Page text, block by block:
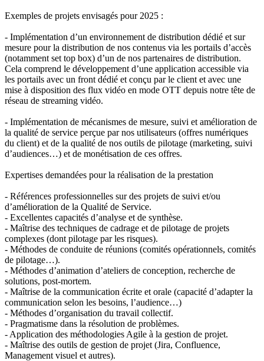
Exemples de projets envisagés pour 2025 :
- Implémentation d’un environnement de distribution dédié et sur
mesure pour la distribution de nos contenus via les portails d’accès
(notamment set top box) d’un de nos partenaires de distribution.
Cela comprend le développement d’une application accessible via
les portails avec un front dédié et conçu par le client et avec une
mise à disposition des flux vidéo en mode OTT depuis notre tête de
réseau de streaming vidéo.
- Implémentation de mécanismes de mesure, suivi et amélioration de
la qualité de service perçue par nos utilisateurs (offres numériques
du client) et de la qualité de nos outils de pilotage (marketing, suivi
d’audiences…) et de monétisation de ces offres.
Expertises demandées pour la réalisation de la prestation
- Références professionnelles sur des projets de suivi et/ou
d’amélioration de la Qualité de Service.
- Excellentes capacités d’analyse et de synthèse.
- Maîtrise des techniques de cadrage et de pilotage de projets
complexes (dont pilotage par les risques).
- Méthodes de conduite de réunions (comités opérationnels, comités
de pilotage…).
- Méthodes d’animation d’ateliers de conception, recherche de
solutions, post-mortem.
- Maîtrise de la communication écrite et orale (capacité d’adapter la
communication selon les besoins, l’audience…)
- Méthodes d’organisation du travail collectif.
- Pragmatisme dans la résolution de problèmes.
- Application des méthodologies Agile à la gestion de projet.
- Maîtrise des outils de gestion de projet (Jira, Confluence,
Management visuel et autres).